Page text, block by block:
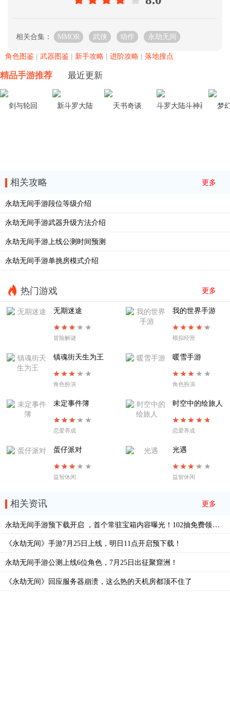
相关合集： MMOR 武侠 动作 永劫无间
角色图鉴 | 武器图鉴 | 新手攻略 | 进阶攻略 | 落地搜点
精品手游推荐 最近更新
剑与轮回 新斗罗大陆 天书奇谈 斗罗大陆斗神再临 梦
相关攻略 更多
永劫无间手游段位等级介绍
永劫无间手游武器升级方法介绍
永劫无间手游上线公测时间预测
永劫无间手游单挑房模式介绍
热门游戏 更多
无期迷途
冒险解谜
我的世界手游
模拟经营
镇魂街天生为王
角色扮演
暖雪手游
角色扮演
未定事件簿
恋爱养成
时空中的绘旅人
恋爱养成
蛋仔派对
益智休闲
光遇
益智休闲
相关资讯 更多
永劫无间手游预下载开启 ，首个常驻宝箱内容曝光！102抽免费领取狠狠抽！
《永劫无间》手游7月25日上线，明日11点开启预下载！
永劫无间手游公测上线6位角色，7月25日出征聚窟洲！
《永劫无间》回应服务器崩溃，这么热的天机房都顶不住了